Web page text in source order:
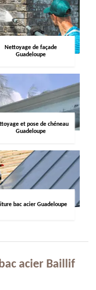
Nettoyage de façade
Guadeloupe
et pose de chéneau
Guadeloupe
bac acier Guadeloupe
acier Baillif